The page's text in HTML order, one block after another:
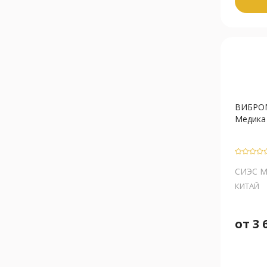
Медика
СИЭС
КИТАЙ
от 3